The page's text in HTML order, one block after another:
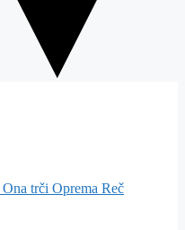
Ona trči Oprema Reč